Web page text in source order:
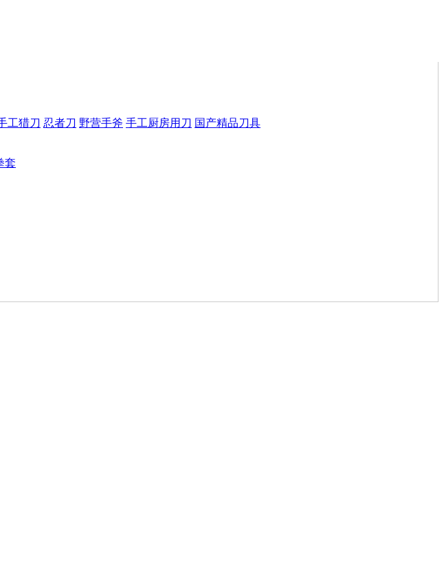
工猎刀 忍者刀 野营手斧 手工厨房用刀 国产精品刀具
套